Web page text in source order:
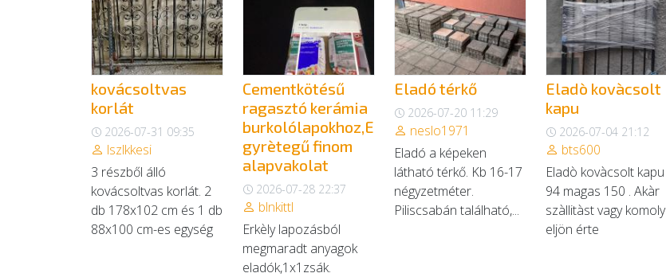
kovácsoltvas
korlát
2026-07-31 09:35
lszlkkesi
3 részből álló
kovácsoltvas korlát. 2
db 178x102 cm és 1 db
88x100 cm-es egység
Cementkötésű
ragasztó kerámia
burkolólapokhoz,E
gyrètegű finom
alapvakolat
2026-07-28 22:37
blnkittl
Erkèly lapozásból
megmaradt anyagok
eladók,1x1zsák.
Eladó térkő
2026-07-20 11:29
neslo1971
Eladó a képeken
látható térkő. Kb 16-17
négyzetméter.
Piliscsabán található,...
Eladò kovàcsolt
kapu
2026-07-04 21:12
bts600
Eladò kovàcsolt kapu
94 magas 150 . Akàr
szàllitàst vagy komoly
eljön érte